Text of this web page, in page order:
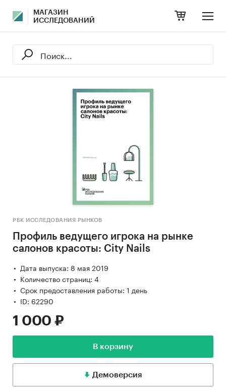
МАГАЗИН
ИССЛЕДОВАНИЙ
РБК ИССЛЕДОВАНИЯ РЫНКОВ
Профиль ведущего игрока на рынке
салонов красоты: City Nails
Дата выпуска: 8 мая 2019
Количество страниц: 4
Срок предоставления работы: 1 день
ID: 62290
1 000 ₽
В корзину
Демоверсия